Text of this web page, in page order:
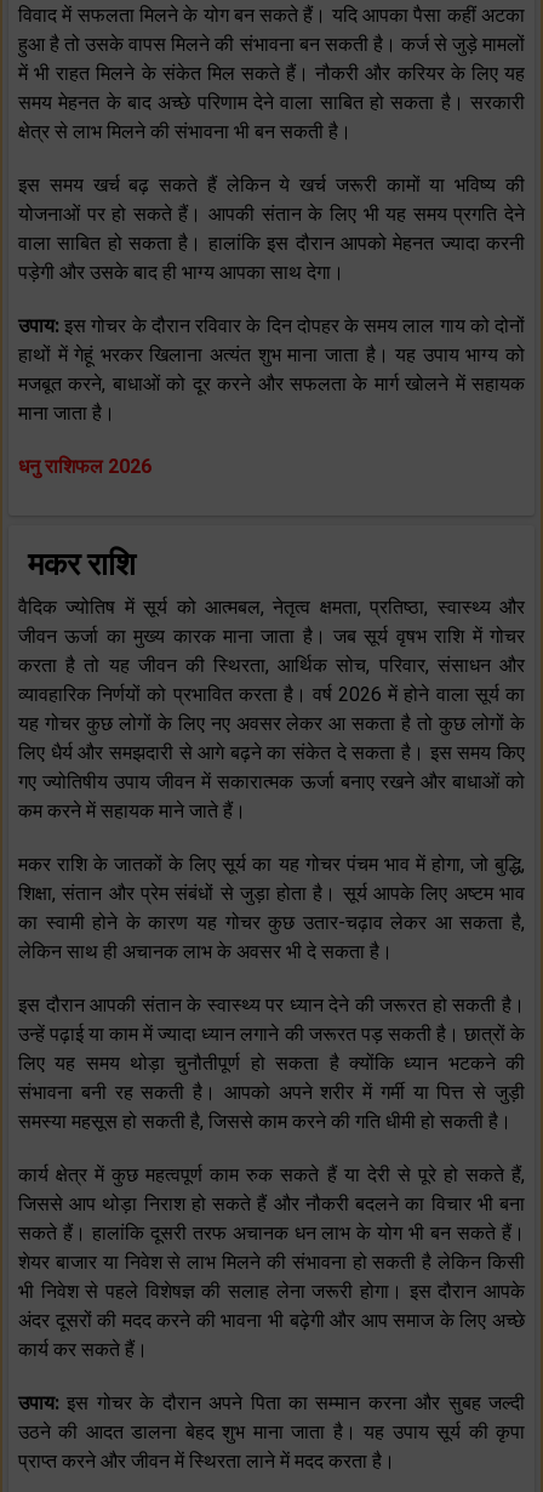
विवाद में सफलता मिलने के योग बन सकते हैं। यदि आपका पैसा कहीं अटका
हुआ है तो उसके वापस मिलने की संभावना बन सकती है। कर्ज से जुड़े मामलों
में भी राहत मिलने के संकेत मिल सकते हैं। नौकरी और करियर के लिए यह
समय मेहनत के बाद अच्छे परिणाम देने वाला साबित हो सकता है। सरकारी
क्षेत्र से लाभ मिलने की संभावना भी बन सकती है।
इस समय खर्च बढ़ सकते हैं लेकिन ये खर्च जरूरी कामों या भविष्य की
योजनाओं पर हो सकते हैं। आपकी संतान के लिए भी यह समय प्रगति देने
वाला साबित हो सकता है। हालांकि इस दौरान आपको मेहनत ज्यादा करनी
पड़ेगी और उसके बाद ही भाग्य आपका साथ देगा।
उपाय:इस गोचर के दौरान रविवार के दिन दोपहर के समय लाल गाय को दोनों
हाथों में गेहूं भरकर खिलाना अत्यंत शुभ माना जाता है। यह उपाय भाग्य को
मजबूत करने, बाधाओं को दूर करने और सफलता के मार्ग खोलने में सहायक
माना जाता है।
धनु राशिफल 2026
मकर राशि
वैदिक ज्योतिष में सूर्य को आत्मबल, नेतृत्व क्षमता, प्रतिष्ठा, स्वास्थ्य और
जीवन ऊर्जा का मुख्य कारक माना जाता है। जब सूर्य वृषभ राशि में गोचर
करता है तो यह जीवन की स्थिरता, आर्थिक सोच, परिवार, संसाधन और
व्यावहारिक निर्णयों को प्रभावित करता है। वर्ष 2026 में होने वाला सूर्य का
यह गोचर कुछ लोगों के लिए नए अवसर लेकर आ सकता है तो कुछ लोगों के
लिए धैर्य और समझदारी से आगे बढ़ने का संकेत दे सकता है। इस समय किए
गए ज्योतिषीय उपाय जीवन में सकारात्मक ऊर्जा बनाए रखने और बाधाओं को
कम करने में सहायक माने जाते हैं।
मकर राशि के जातकों के लिए सूर्य का यह गोचर पंचम भाव में होगा, जो बुद्धि,
शिक्षा, संतान और प्रेम संबंधों से जुड़ा होता है। सूर्य आपके लिए अष्टम भाव
का स्वामी होने के कारण यह गोचर कुछ उतार-चढ़ाव लेकर आ सकता है,
लेकिन साथ ही अचानक लाभ के अवसर भी दे सकता है।
इस दौरान आपकी संतान के स्वास्थ्य पर ध्यान देने की जरूरत हो सकती है।
उन्हें पढ़ाई या काम में ज्यादा ध्यान लगाने की जरूरत पड़ सकती है। छात्रों के
लिए यह समय थोड़ा चुनौतीपूर्ण हो सकता है क्योंकि ध्यान भटकने की
संभावना बनी रह सकती है। आपको अपने शरीर में गर्मी या पित्त से जुड़ी
समस्या महसूस हो सकती है, जिससे काम करने की गति धीमी हो सकती है।
कार्य क्षेत्र में कुछ महत्वपूर्ण काम रुक सकते हैं या देरी से पूरे हो सकते हैं,
जिससे आप थोड़ा निराश हो सकते हैं और नौकरी बदलने का विचार भी बना
सकते हैं। हालांकि दूसरी तरफ अचानक धन लाभ के योग भी बन सकते हैं।
शेयर बाजार या निवेश से लाभ मिलने की संभावना हो सकती है लेकिन किसी
भी निवेश से पहले विशेषज्ञ की सलाह लेना जरूरी होगा। इस दौरान आपके
अंदर दूसरों की मदद करने की भावना भी बढ़ेगी और आप समाज के लिए अच्छे
कार्य कर सकते हैं।
उपाय:इस गोचर के दौरान अपने पिता का सम्मान करना और सुबह जल्दी
उठने की आदत डालना बेहद शुभ माना जाता है। यह उपाय सूर्य की कृपा
प्राप्त करने और जीवन में स्थिरता लाने में मदद करता है।